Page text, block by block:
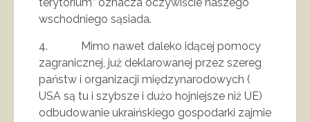
wschodniego sąsiada.
4. Mimo nawet daleko idącej pomocy
zagranicznej, już deklarowanej przez szereg
państw i organizacji międzynarodowych (
USA są tu i szybsze i dużo hojniejsze niż UE)
odbudowanie ukraińskiego gospodarki zajmie